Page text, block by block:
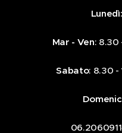
Mar - Ven: 8.30
Sabato: 8.30 -
☎️